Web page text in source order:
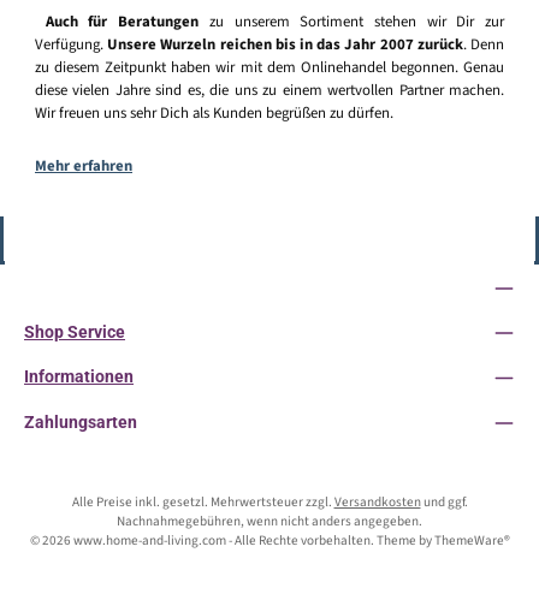
Auch für Beratungen zu unserem Sortiment stehen wir Dir zur
Verfügung. Unsere Wurzeln reichen bis in das Jahr 2007 zurück. Denn
zu diesem Zeitpunkt haben wir mit dem Onlinehandel begonnen. Genau
diese vielen Jahre sind es, die uns zu einem wertvollen Partner machen.
Wir freuen uns sehr Dich als Kunden begrüßen zu dürfen.
Mehr erfahren
Shop Service
Informationen
Zahlungsarten
Alle Preise inkl. gesetzl. Mehrwertsteuer zzgl. Versandkostenund ggf.
Nachnahmegebühren, wenn nicht anders angegeben.
© 2026 www.home-and-living.com - Alle Rechte vorbehalten. Theme byThemeWare®